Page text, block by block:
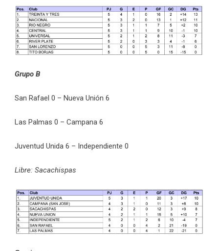
Grupo B
San Rafael 0 – Nueva Unión 6
Las Palmas 0 – Campana 6
Juventud Unida 6 – Independiente 0
Libre: Sacachispas